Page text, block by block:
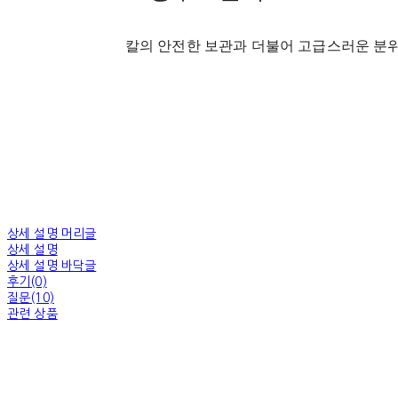
칼의 안전한 보관과 더불어 고급스러운 분
상세 설명 머리글
상세 설명
상세 설명 바닥글
후기(0)
질문(10)
관련 상품